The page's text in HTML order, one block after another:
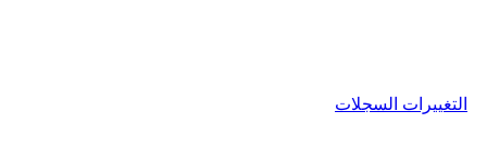
التغييرات السجلات